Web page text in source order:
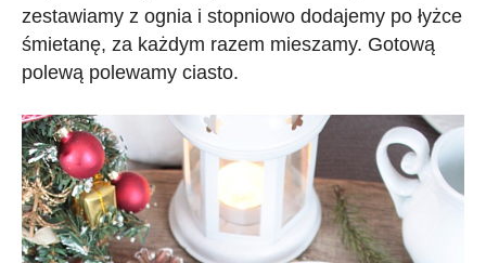
zestawiamy z ognia i stopniowo dodajemy po łyżce
śmietanę, za każdym razem mieszamy. Gotową
polewą polewamy ciasto.